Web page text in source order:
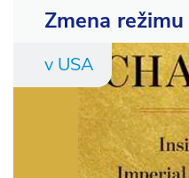
Zmena režimu
v USA